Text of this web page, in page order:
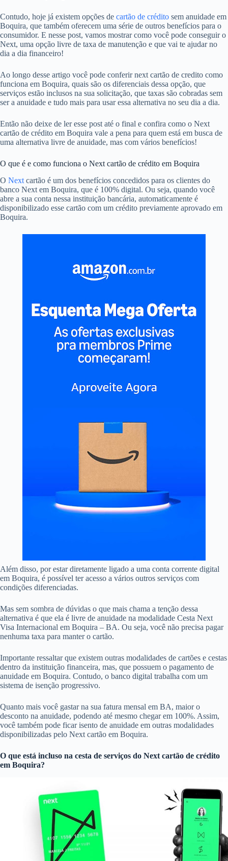
Contudo, hoje já existem opções de cartão de crédito sem anuidade em
Boquira, que também oferecem uma série de outros benefícios para o
consumidor. E nesse post, vamos mostrar como você pode conseguir o
Next, uma opção livre de taxa de manutenção e que vai te ajudar no
dia a dia financeiro!
Ao longo desse artigo você pode conferir next cartão de credito como
funciona em Boquira, quais são os diferenciais dessa opção, que
serviços estão inclusos na sua solicitação, que taxas são cobradas sem
ser a anuidade e tudo mais para usar essa alternativa no seu dia a dia.
Então não deixe de ler esse post até o final e confira como o Next
cartão de crédito em Boquira vale a pena para quem está em busca de
uma alternativa livre de anuidade, mas com vários benefícios!
O que é e como funciona o Next cartão de crédito em Boquira
O Next cartão é um dos benefícios concedidos para os clientes do
banco Next em Boquira, que é 100% digital. Ou seja, quando você
abre a sua conta nessa instituição bancária, automaticamente é
disponibilizado esse cartão com um crédito previamente aprovado em
Boquira.
Além disso, por estar diretamente ligado a uma conta corrente digital
em Boquira, é possível ter acesso a vários outros serviços com
condições diferenciadas.
Mas sem sombra de dúvidas o que mais chama a tenção dessa
alternativa é que ela é livre de anuidade na modalidade Cesta Next
Visa Internacional em Boquira – BA. Ou seja, você não precisa pagar
nenhuma taxa para manter o cartão.
Importante ressaltar que existem outras modalidades de cartões e cestas
dentro da instituição financeira, mas, que possuem o pagamento de
anuidade em Boquira. Contudo, o banco digital trabalha com um
sistema de isenção progressivo.
Quanto mais você gastar na sua fatura mensal em BA, maior o
desconto na anuidade, podendo até mesmo chegar em 100%. Assim,
você também pode ficar isento de anuidade em outras modalidades
disponibilizadas pelo Next cartão em Boquira.
O que está incluso na cesta de serviços do Next cartão de crédito
em Boquira?